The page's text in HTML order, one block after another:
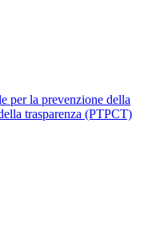
per la prevenzione della
trasparenza (PTPCT)